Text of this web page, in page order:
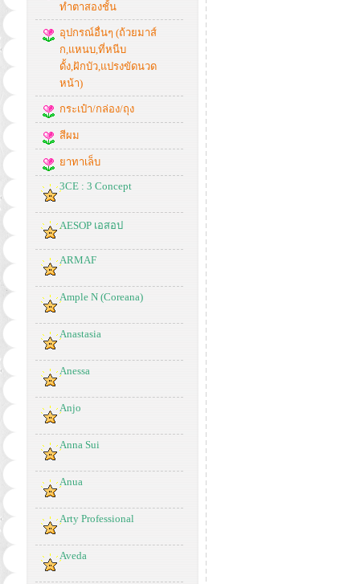
ทำตาสองชั้น
อุปกรณ์อื่นๆ (ถ้วยมาส์
ก,แหนบ,ที่หนีบ
ดั้ง,ฝักบัว,แปรงขัดนวด
หน้า)
กระเป๋า/กล่อง/ถุง
สีผม
ยาทาเล็บ
3CE : 3 Concept
AESOP เอสอป
ARMAF
Ample N (Coreana)
Anastasia
Anessa
Anjo
Anna Sui
Anua
Arty Professional
Aveda